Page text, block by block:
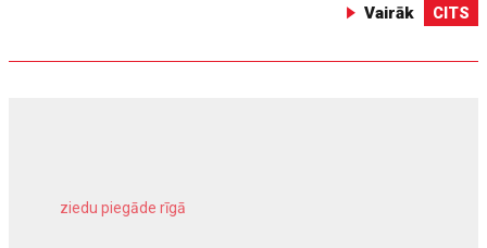
Vairāk CITS
ziedu piegāde rīgā